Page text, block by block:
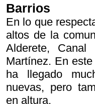
Barrios
En lo que
altos de la
Alderete,
Martínez. En
ha llegado
nuevas, pero
en altura.